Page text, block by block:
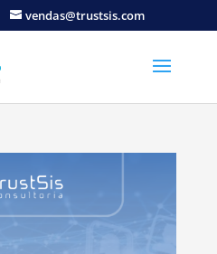
vendas@trustsis.com